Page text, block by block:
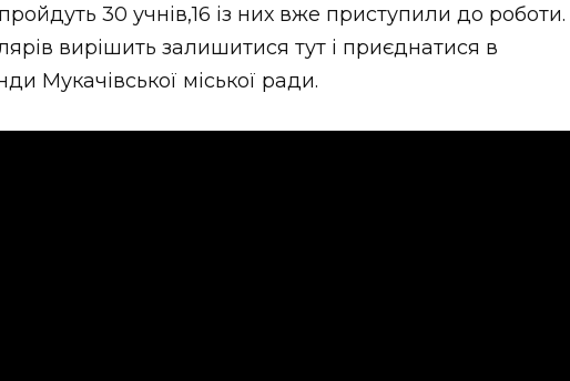
30 учнів,16 із них вже приступили до роботи.
вирішить залишитися тут і приєднатися в
Мукачівської міської ради.